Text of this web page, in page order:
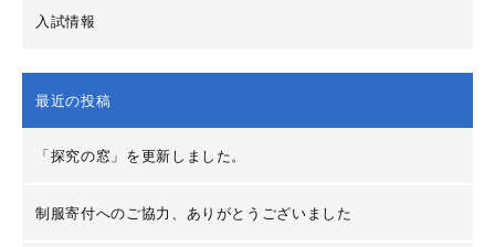
入試情報
最近の投稿
「探究の窓」を更新しました。
制服寄付へのご協力、ありがとうございました